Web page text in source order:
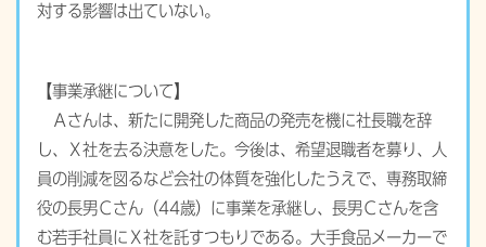
対する影響は出ていない。
【事業承継について】
Ａさんは、新たに開発した商品の発売を機に社長職を辞
し、Ｘ社を去る決意をした。今後は、希望退職者を募り、人
員の削減を図るなど会社の体質を強化したうえで、専務取締
役の長男Ｃさん（44歳）に事業を承継し、長男Ｃさんを含
む若手社員にＸ社を託すつもりである。大手食品メーカーで